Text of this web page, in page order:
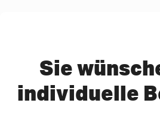
Sie
individuelle